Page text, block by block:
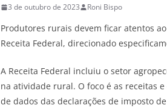
3 de outubro de 2023 Roni Bispo
Produtores rurais devem ficar atentos
Receita Federal, direcionado
A Receita Federal incluiu o setor
na atividade rural. O foco é as receitas
de dados das declarações de imposto